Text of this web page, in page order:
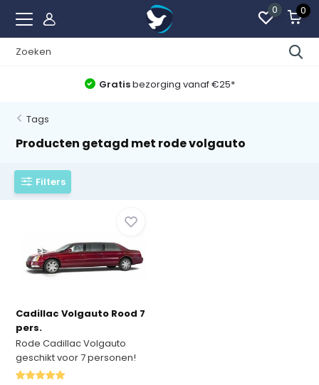
0 0
Gratisbezorging vanaf €25*
Tags
Producten getagd met rode volgauto
Filters
Cadillac Volgauto Rood 7
pers.
Rode Cadillac Volgauto
geschikt voor 7 personen!